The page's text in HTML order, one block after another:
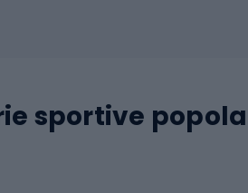
sportive